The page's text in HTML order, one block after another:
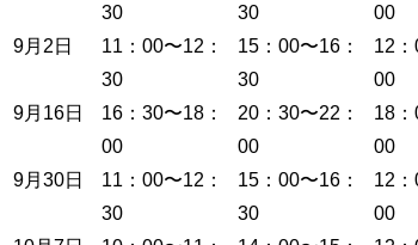
30
30
00
9月2日
11：00〜12：
30
15：00〜16：
30
12：
00
9月16日
16：30〜18：
00
20：30〜22：
00
18：
00
9月30日
11：00〜12：
30
15：00〜16：
30
12：
00